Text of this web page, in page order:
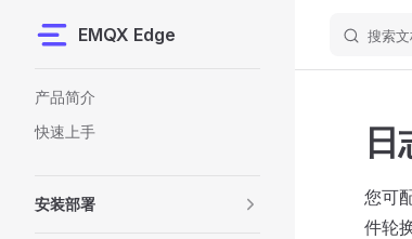
Skip to content
EMQX Edge 搜索文
产品简介
快速上手
安装部署
日
您可
件轮